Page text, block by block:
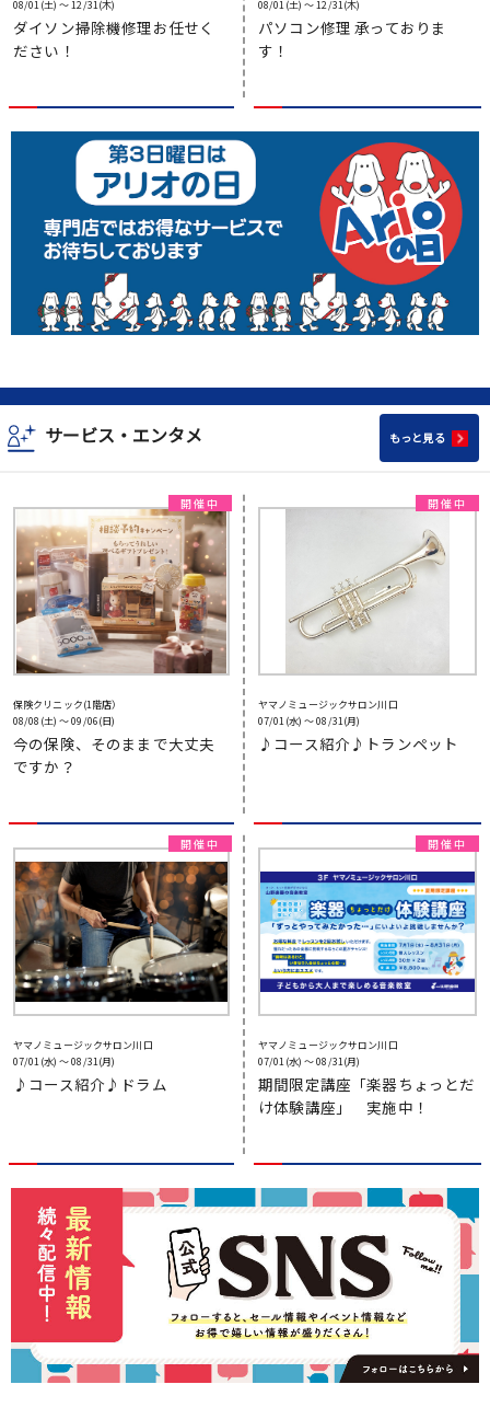
08/01(土) 〜 12/31(木)
ダイソン掃除機修理お任せく
ださい！
08/01(土) 〜 12/31(木)
パソコン修理 承っておりま
す！
サービス・エンタメ もっと見る
保険クリニック(1階店）
08/08(土) 〜 09/06(日)
今の保険、そのままで大丈夫
ですか？
ヤマノミュージックサロン川口
07/01(水) 〜 08/31(月)
♪コース紹介♪トランペット
ヤマノミュージックサロン川口
07/01(水) 〜 08/31(月)
♪コース紹介♪ドラム
ヤマノミュージックサロン川口
07/01(水) 〜 08/31(月)
期間限定講座「楽器ちょっとだ
け体験講座」 実施中！